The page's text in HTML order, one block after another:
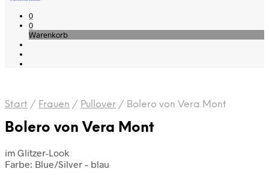
0
0
Warenkorb
Start / Frauen / Pullover / Bolero von Vera Mont
Bolero von Vera Mont
im Glitzer-Look
Farbe: Blue/Silver – blau